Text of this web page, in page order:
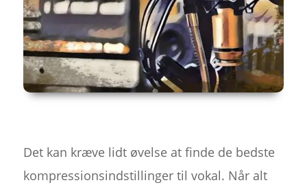
Det kan kræve lidt øvelse at finde de bedste
kompressionsindstillinger til vokal. Når alt